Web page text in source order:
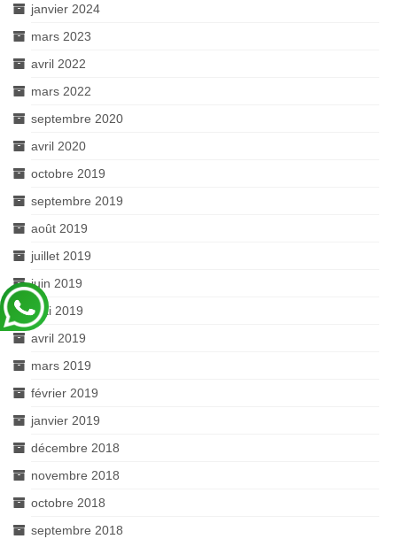
janvier 2024
mars 2023
avril 2022
mars 2022
septembre 2020
avril 2020
octobre 2019
septembre 2019
août 2019
juillet 2019
juin 2019
mai 2019
avril 2019
mars 2019
février 2019
janvier 2019
décembre 2018
novembre 2018
octobre 2018
septembre 2018